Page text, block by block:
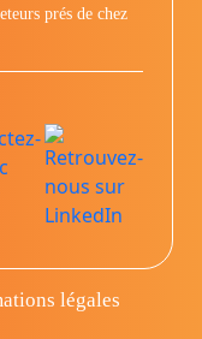
prés de chez
légales